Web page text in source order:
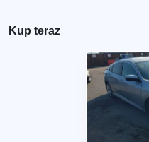
Kup teraz